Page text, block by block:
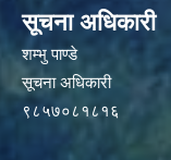
सूचना अधिकारी
शम्भु पाण्डे
सूचना अधिकारी
९८५७०८१८१६